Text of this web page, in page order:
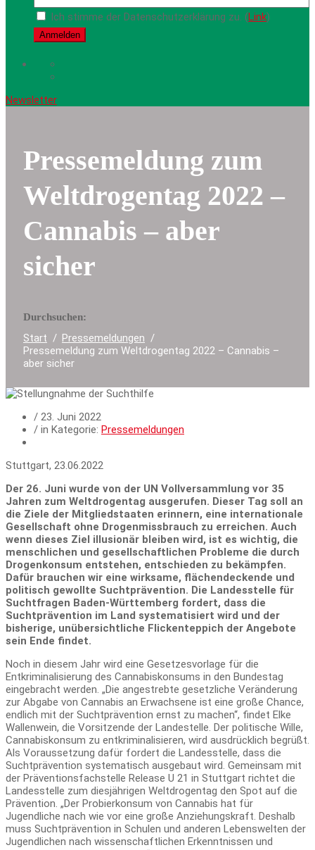
Ich stimme der Datenschutzerklärung zu. (Link)
Newsletter
Pressemeldung zum
Weltdrogentag 2022 –
Cannabis – aber
sicher
Durchsuchen:
Start
Pressemeldungen
Pressemeldung zum Weltdrogentag 2022 – Cannabis –
aber sicher
/ 23. Juni 2022
/ in Kategorie: Pressemeldungen
Stuttgart, 23.06.2022
Der 26. Juni wurde von der UN Vollversammlung vor 35
Jahren zum Weltdrogentag ausgerufen. Dieser Tag soll an
die Ziele der Mitgliedstaaten erinnern, eine internationale
Gesellschaft ohne Drogenmissbrauch zu erreichen. Auch
wenn dieses Ziel illusionär bleiben wird, ist es wichtig, die
menschlichen und gesellschaftlichen Probleme die durch
Drogenkonsum entstehen, entschieden zu bekämpfen.
Dafür brauchen wir eine wirksame, flächendeckende und
politisch gewollte Suchtprävention. Die Landesstelle für
Suchtfragen Baden-Württemberg fordert, dass die
Suchtprävention im Land systematisiert wird und der
bisherige, unübersichtliche Flickenteppich der Angebote
sein Ende findet.
Noch in diesem Jahr wird eine Gesetzesvorlage für die
Entkriminalisierung des Cannabiskonsums in den Bundestag
eingebracht werden. „Die angestrebte gesetzliche Veränderung
zur Abgabe von Cannabis an Erwachsene ist eine große Chance,
endlich mit der Suchtprävention ernst zu machen“, findet Elke
Wallenwein, die Vorsitzende der Landestelle. Der politische Wille,
Cannabiskonsum zu entkriminalisieren, wird ausdrücklich begrüßt.
Als Voraussetzung dafür fordert die Landesstelle, dass die
Suchtprävention systematisch ausgebaut wird. Gemeinsam mit
der Präventionsfachstelle Release U 21 in Stuttgart richtet die
Landesstelle zum diesjährigen Weltdrogentag den Spot auf die
Prävention. „Der Probierkonsum von Cannabis hat für
Jugendliche nach wie vor eine große Anziehungskraft. Deshalb
muss Suchtprävention in Schulen und anderen Lebenswelten der
Jugendlichen nach wissenschaftlichen Erkenntnissen und